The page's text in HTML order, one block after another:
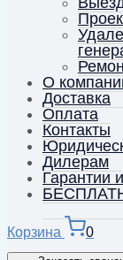
О
Доставка
Оплата
Контакты
Дилерам
Гарантии
Корзина 0